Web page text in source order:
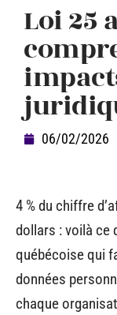
Loi 25
06/02/2026
4 % du chiffre
dollars : voilà ce
québécoise qui
données
chaque